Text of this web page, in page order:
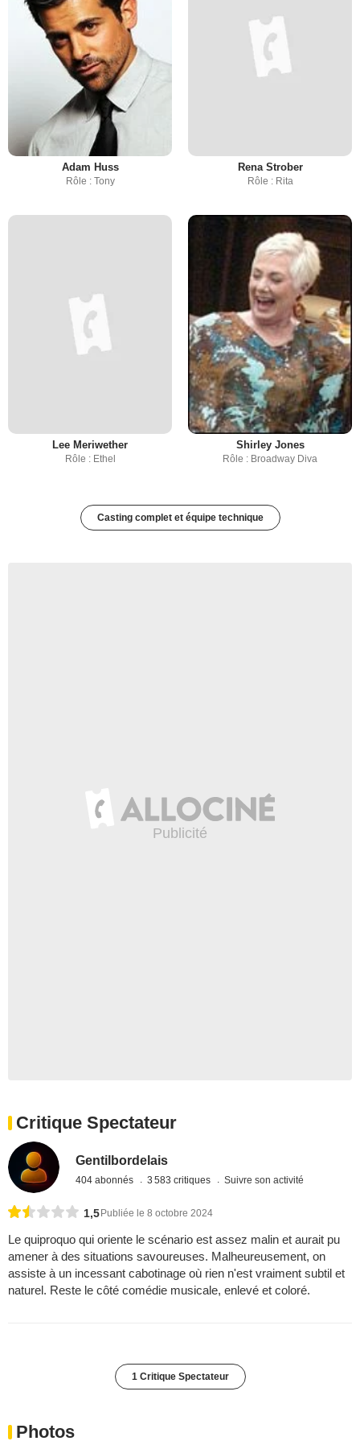
Adam Huss
Rôle : Tony
Rena Strober
Rôle : Rita
Lee Meriwether
Rôle : Ethel
Shirley Jones
Rôle : Broadway Diva
Casting complet et équipe technique
Critique Spectateur
Gentilbordelais
404 abonnés 3 583 critiques Suivre son activité
1,5 Publiée le 8 octobre 2024
Le quiproquo qui oriente le scénario est assez malin et aurait pu
amener à des situations savoureuses. Malheureusement, on
assiste à un incessant cabotinage où rien n'est vraiment subtil et
naturel. Reste le côté comédie musicale, enlevé et coloré.
1 Critique Spectateur
Photos